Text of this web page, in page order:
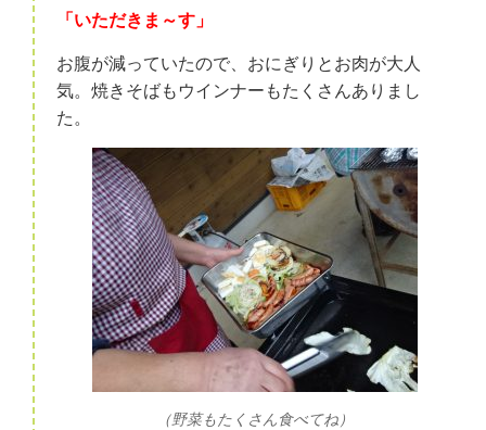
「いただきま～す」
お腹が減っていたので、おにぎりとお肉が大人
気。焼きそばもウインナーもたくさんありまし
た。
（野菜もたくさん食べてね）